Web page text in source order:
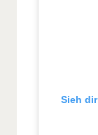
Sieh